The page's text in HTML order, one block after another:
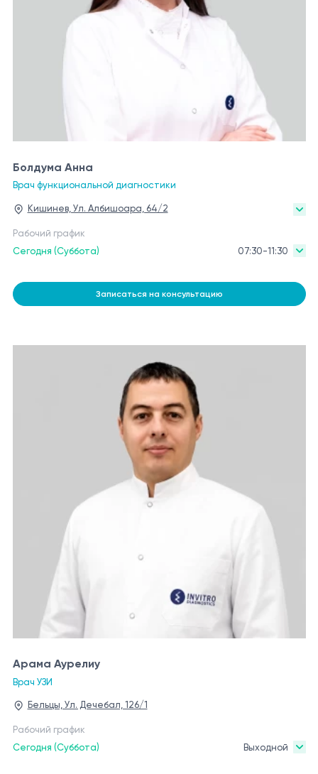
Болдума Анна
Врач функциональной диагностики
Кишинев, Ул. Албишоара, 64/2
Рабочий график
Сегодня (Суббота)
07:30-11:30
Записаться на консультацию
Арама Аурелиу
Врач УЗИ
Бельцы, Ул. Дечебал, 126/1
Рабочий график
Сегодня (Суббота)
Выходной